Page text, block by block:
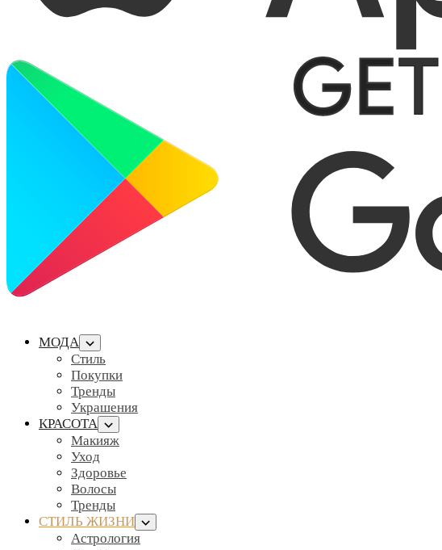
МОДА
Стиль
Покупки
Тренды
Украшения
КРАСОТА
Макияж
Уход
Здоровье
Волосы
Тренды
СТИЛЬ ЖИЗНИ
Астрология